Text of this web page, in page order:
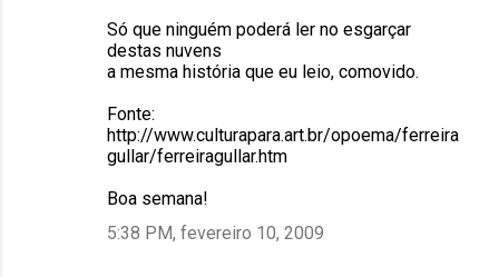
Só que ninguém poderá ler no esgarçar
destas nuvens
a mesma história que eu leio, comovido.
Fonte:
http://www.culturapara.art.br/opoema/ferreira
gullar/ferreiragullar.htm
Boa semana!
5:38 PM, fevereiro 10, 2009